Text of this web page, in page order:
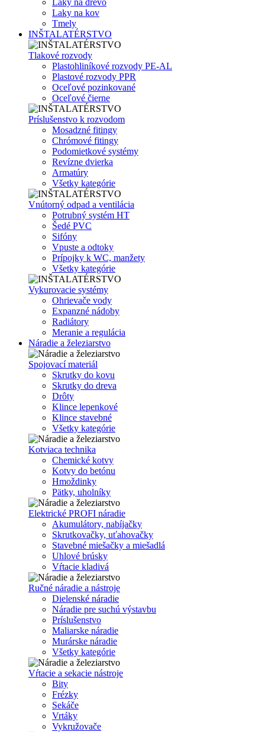
Laky na drevo
Laky na kov
Tmely
INŠTALATÉRSTVO
Tlakové rozvody
Plastohliníkové rozvody PE-AL
Plastové rozvody PPR
Oceľové pozinkované
Oceľové čierne
Príslušenstvo k rozvodom
Mosadzné fitingy
Chrómové fitingy
Podomietkové systémy
Revízne dvierka
Armatúry
Všetky kategórie
Vnútorný odpad a ventilácia
Potrubný systém HT
Šedé PVC
Sifóny
Vpuste a odtoky
Prípojky k WC, manžety
Všetky kategórie
Vykurovacie systémy
Ohrievače vody
Expanzné nádoby
Radiátory
Meranie a regulácia
Náradie a železiarstvo
Spojovací materiál
Skrutky do kovu
Skrutky do dreva
Drôty
Klince lepenkové
Klince stavebné
Všetky kategórie
Kotviaca technika
Chemické kotvy
Kotvy do betónu
Hmoždinky
Pätky, uholníky
Elektrické PROFI náradie
Akumulátory, nabíjačky
Skrutkovačky, uťahovačky
Stavebné miešačky a miešadlá
Uhlové brúsky
Vŕtacie kladivá
Ručné náradie a nástroje
Dielenské náradie
Náradie pre suchú výstavbu
Príslušenstvo
Maliarske náradie
Murárske náradie
Všetky kategórie
Vŕtacie a sekacie nástroje
Bity
Frézky
Sekáče
Vrtáky
Vykružovače